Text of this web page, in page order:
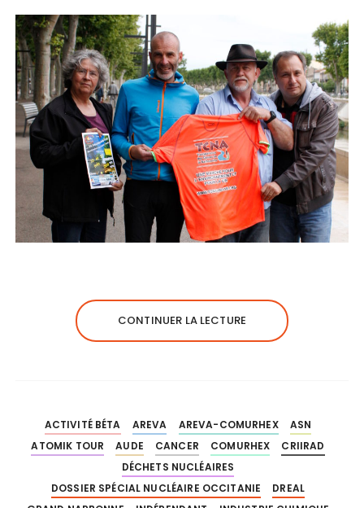
CONTINUER LA LECTURE
ACTIVITÉ BÉTA AREVA AREVA-COMURHEX
ASN
ATOMIK TOUR
AUDE CANCER COMURHEX
CRIIRAD
DÉCHETS NUCLÉAIRES
DOSSIER SPÉCIAL NUCLÉAIRE OCCITANIE
DREAL